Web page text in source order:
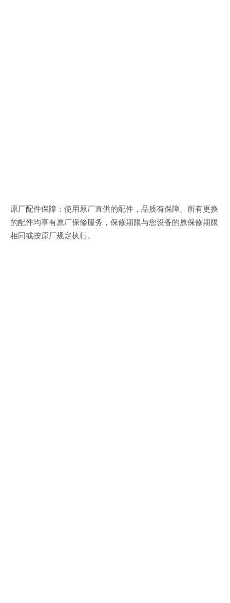
原厂配件保障：使用原厂直供的配件，品质有保障。所有更换
的配件均享有原厂保修服务，保修期限与您设备的原保修期限
相同或按原厂规定执行。